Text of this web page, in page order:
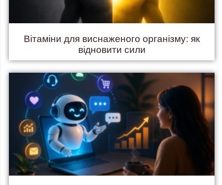
Вітаміни для виснаженого організму: як
відновити сили